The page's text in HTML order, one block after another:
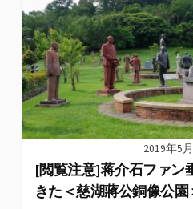
ー
2019年5
[閲覧注意]蒋介石ファン
きた＜慈湖蔣公銅像公園